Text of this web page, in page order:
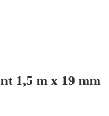
1,5 m x 19 mm